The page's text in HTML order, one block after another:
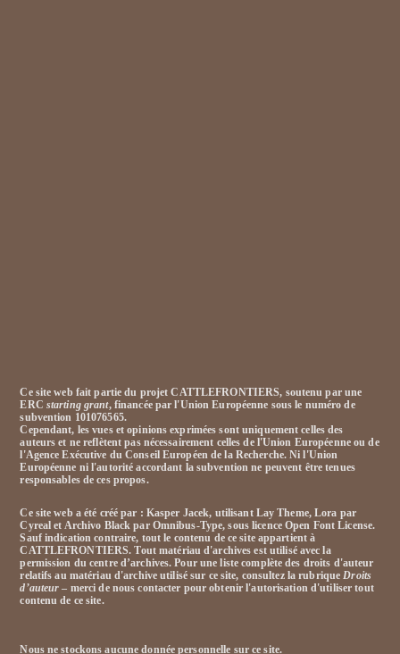
Ce site web fait partie du projet CATTLEFRONTIERS, soutenu par une
ERC starting grant, financée par l'Union Européenne sous le numéro de
subvention 101076565.
Cependant, les vues et opinions exprimées sont uniquement celles des
auteurs et ne reflètent pas nécessairement celles de l'Union Européenne ou de
l'Agence Exécutive du Conseil Européen de la Recherche. Ni l'Union
Européenne ni l'autorité accordant la subvention ne peuvent être tenues
responsables de ces propos.
Ce site web a été créé par : Kasper Jacek, utilisant Lay Theme, Lora par
Cyreal et Archivo Black par Omnibus-Type, sous licence Open Font License.
Sauf indication contraire, tout le contenu de ce site appartient à
CATTLEFRONTIERS.Tout matériau d'archives est utilisé avec la
permission du centre d’archives. Pour une liste complète des droits d'auteur
relatifs au matériau d'archive utilisé sur ce site, consultez la rubrique Droits
d’auteur – merci de nous contacter pour obtenir l'autorisation d'utiliser tout
contenu de ce site.
Nous ne stockons aucune donnée personnelle sur ce site.